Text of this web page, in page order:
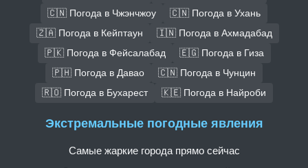
🇨🇳 Погода в Чжэнчжоу
🇨🇳 Погода в Ухань
🇿🇦 Погода в Кейптаун
🇮🇳 Погода в Ахмадабад
🇵🇰 Погода в Фейсалабад
🇪🇬 Погода в Гиза
🇵🇭 Погода в Давао
🇨🇳 Погода в Чунцин
🇷🇴 Погода в Бухарест
🇰🇪 Погода в Найроби
Экстремальные погодные явления
Самые жаркие города прямо сейчас